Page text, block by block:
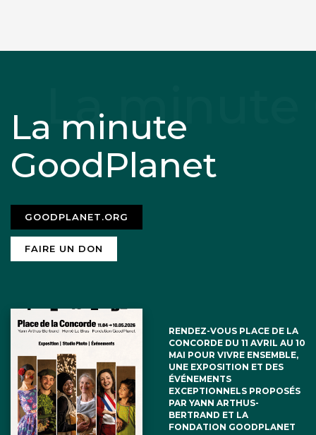
La minute
GoodPlanet
GOODPLANET.ORG
FAIRE UN DON
RENDEZ-VOUS PLACE DE LA
CONCORDE DU 11 AVRIL AU 10
MAI POUR VIVRE ENSEMBLE,
UNE EXPOSITION ET DES
ÉVÉNEMENTS
EXCEPTIONNELS PROPOSÉS
PAR YANN ARTHUS-
BERTRAND ET LA
FONDATION GOODPLANET